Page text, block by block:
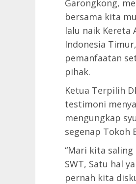
Garongkong,
bersama kita
lalu naik Kereta
Indonesia
pemanfaatan
pihak.
Ketua Terpilih
testimoni
mengungkap
segenap Tokoh
“Mari kita
SWT, Satu hal
pernah kita